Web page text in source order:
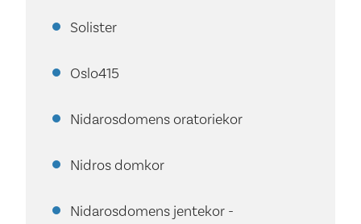
Solister
Oslo415
Nidarosdomens oratoriekor
Nidros domkor
Nidarosdomens jentekor -